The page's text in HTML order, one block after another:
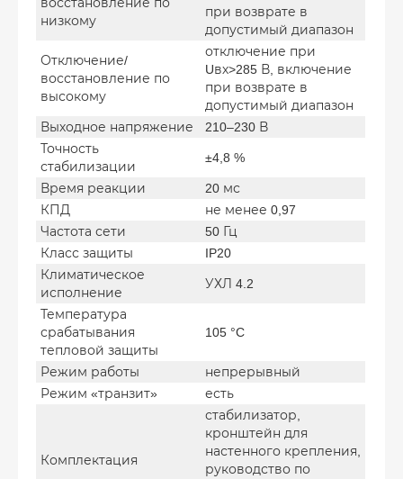
восстановление по
низкому
при возврате в
допустимый диапазон
Отключение/
восстановление по
высокому
отключение при
Uвх>285 В, включение
при возврате в
допустимый диапазон
Выходное напряжение
210–230 В
Точность
стабилизации
±4,8 %
Время реакции
20 мс
КПД
не менее 0,97
Частота сети
50 Гц
Класс защиты
IP20
Климатическое
исполнение
УХЛ 4.2
Температура
срабатывания
тепловой защиты
105 °C
Режим работы
непрерывный
Режим «транзит»
есть
Комплектация
стабилизатор,
кронштейн для
настенного крепления,
руководство по